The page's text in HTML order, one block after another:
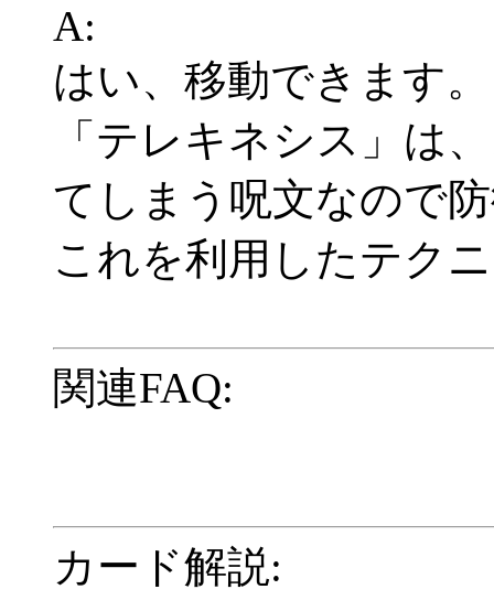
A:
はい、移動できます。
「テレキネシス」は
てしまう呪文なので
これを利用したテク
関連FAQ:
カード解説: